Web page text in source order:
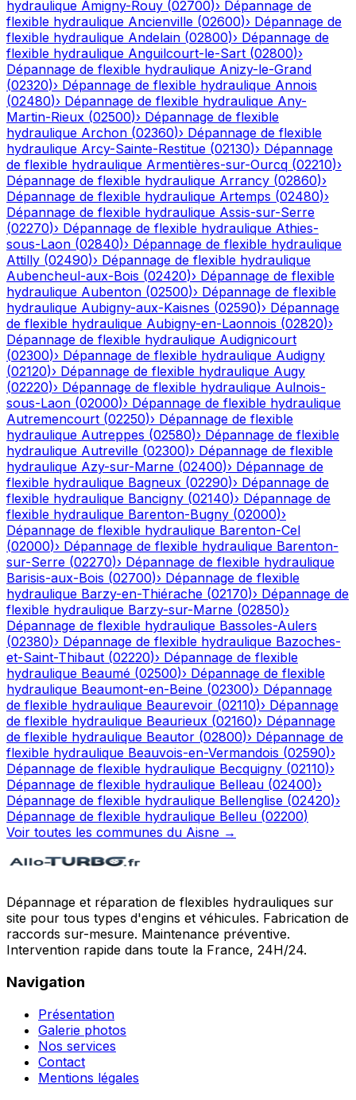
hydraulique Amigny-Rouy (02700)› Dépannage de
flexible hydraulique Ancienville (02600)› Dépannage de
flexible hydraulique Andelain (02800)› Dépannage de
flexible hydraulique Anguilcourt-le-Sart (02800)›
Dépannage de flexible hydraulique Anizy-le-Grand
(02320)› Dépannage de flexible hydraulique Annois
(02480)› Dépannage de flexible hydraulique Any-
Martin-Rieux (02500)› Dépannage de flexible
hydraulique Archon (02360)› Dépannage de flexible
hydraulique Arcy-Sainte-Restitue (02130)› Dépannage
de flexible hydraulique Armentières-sur-Ourcq (02210)›
Dépannage de flexible hydraulique Arrancy (02860)›
Dépannage de flexible hydraulique Artemps (02480)›
Dépannage de flexible hydraulique Assis-sur-Serre
(02270)› Dépannage de flexible hydraulique Athies-
sous-Laon (02840)› Dépannage de flexible hydraulique
Attilly (02490)› Dépannage de flexible hydraulique
Aubencheul-aux-Bois (02420)› Dépannage de flexible
hydraulique Aubenton (02500)› Dépannage de flexible
hydraulique Aubigny-aux-Kaisnes (02590)› Dépannage
de flexible hydraulique Aubigny-en-Laonnois (02820)›
Dépannage de flexible hydraulique Audignicourt
(02300)› Dépannage de flexible hydraulique Audigny
(02120)› Dépannage de flexible hydraulique Augy
(02220)› Dépannage de flexible hydraulique Aulnois-
sous-Laon (02000)› Dépannage de flexible hydraulique
Autremencourt (02250)› Dépannage de flexible
hydraulique Autreppes (02580)› Dépannage de flexible
hydraulique Autreville (02300)› Dépannage de flexible
hydraulique Azy-sur-Marne (02400)› Dépannage de
flexible hydraulique Bagneux (02290)› Dépannage de
flexible hydraulique Bancigny (02140)› Dépannage de
flexible hydraulique Barenton-Bugny (02000)›
Dépannage de flexible hydraulique Barenton-Cel
(02000)› Dépannage de flexible hydraulique Barenton-
sur-Serre (02270)› Dépannage de flexible hydraulique
Barisis-aux-Bois (02700)› Dépannage de flexible
hydraulique Barzy-en-Thiérache (02170)› Dépannage de
flexible hydraulique Barzy-sur-Marne (02850)›
Dépannage de flexible hydraulique Bassoles-Aulers
(02380)› Dépannage de flexible hydraulique Bazoches-
et-Saint-Thibaut (02220)› Dépannage de flexible
hydraulique Beaumé (02500)› Dépannage de flexible
hydraulique Beaumont-en-Beine (02300)› Dépannage
de flexible hydraulique Beaurevoir (02110)› Dépannage
de flexible hydraulique Beaurieux (02160)› Dépannage
de flexible hydraulique Beautor (02800)› Dépannage de
flexible hydraulique Beauvois-en-Vermandois (02590)›
Dépannage de flexible hydraulique Becquigny (02110)›
Dépannage de flexible hydraulique Belleau (02400)›
Dépannage de flexible hydraulique Bellenglise (02420)›
Dépannage de flexible hydraulique Belleu (02200)
Voir toutes les communes du Aisne →
Dépannage et réparation de flexibles hydrauliques sur
site pour tous types d'engins et véhicules. Fabrication de
raccords sur-mesure. Maintenance préventive.
Intervention rapide dans toute la France, 24H/24.
Navigation
Présentation
Galerie photos
Nos services
Contact
Mentions légales